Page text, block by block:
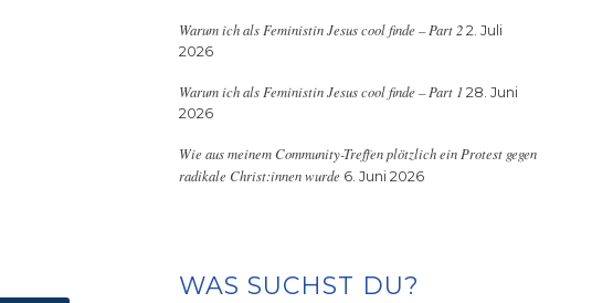
Warum ich als Feministin Jesus cool finde – Part 2 2. Juli
2026
Warum ich als Feministin Jesus cool finde – Part 1 28. Juni
2026
Wie aus meinem Community-Treffen plötzlich ein Protest gegen
radikale Christ:innen wurde 6. Juni 2026
WAS SUCHST DU?